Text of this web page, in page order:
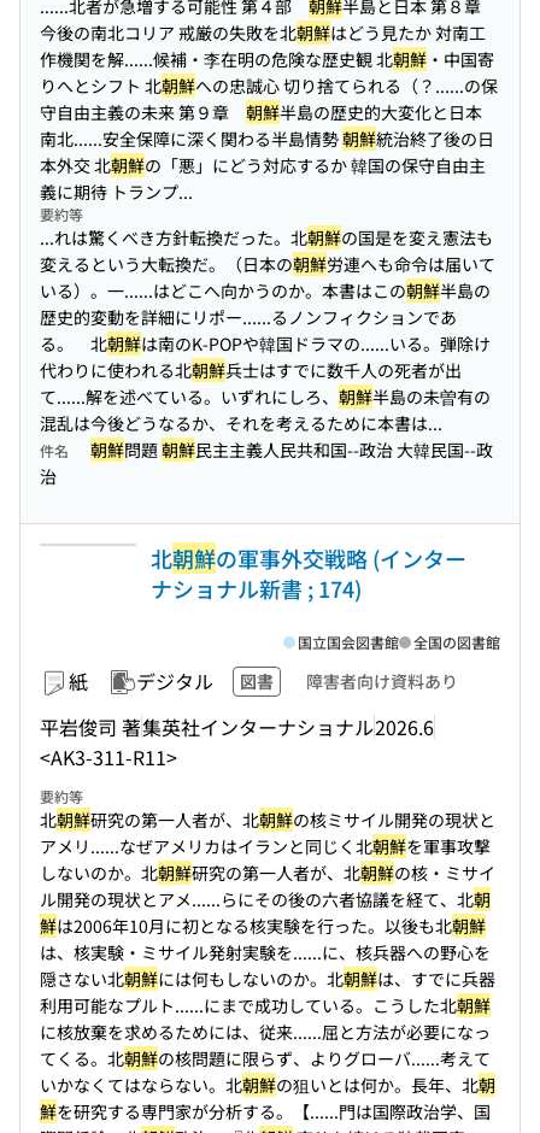
......北者が急増する可能性 第４部 朝鮮半島と日本 第８章
今後の南北コリア 戒厳の失敗を北朝鮮はどう見たか 対南工
作機関を解......候補・李在明の危険な歴史観 北朝鮮 ・中国寄
りへとシフト 北朝鮮への忠誠心 切り捨てられる（？......の保
守自由主義の未来 第９章 朝鮮半島の歴史的大変化と日本
南北......安全保障に深く関わる半島情勢朝鮮統治終了後の日
本外交 北朝鮮の「悪」にどう対応するか 韓国の保守自由主
義に期待 トランプ...
要約等
...れは驚くべき方針転換だった。北朝鮮の国是を変え憲法も
変えるという大転換だ。（日本の朝鮮労連へも命令は届いて
いる）。一......はどこへ向かうのか。本書はこの朝鮮半島の
歴史的変動を詳細にリポー......るノンフィクションであ
る。 北朝鮮は南のK-POPや韓国ドラマの......いる。弾除け
代わりに使われる北朝鮮兵士はすでに数千人の死者が出
て......解を述べている。いずれにしろ、 朝鮮半島の未曽有の
混乱は今後どうなるか、それを考えるために本書は...
件名 朝鮮問題朝鮮民主主義人民共和国--政治 大韓民国--政
治
北朝鮮の軍事外交戦略 (インター
ナショナル新書 ; 174)
紙 デジタル 図書 障害者向け資料あり
平岩俊司 著集英社インターナショナル2026.6
<AK3-311-R11>
国立国会図書館 全国の図書館
要約等
北朝鮮研究の第一人者が、北朝鮮の核ミサイル開発の現状と
アメリ......なぜアメリカはイランと同じく北朝鮮を軍事攻撃
しないのか。北朝鮮研究の第一人者が、北朝鮮の核・ミサイ
ル開発の現状とアメ......らにその後の六者協議を経て、北朝
鮮は2006年10月に初となる核実験を行った。以後も北朝鮮
は、核実験・ミサイル発射実験を......に、核兵器への野心を
隠さない北朝鮮には何もしないのか。北朝鮮は、すでに兵器
利用可能なプルト......にまで成功している。こうした北朝鮮
に核放棄を求めるためには、従来......屈と方法が必要になっ
てくる。北朝鮮の核問題に限らず、よりグローバ......考えて
いかなくてはならない。北朝鮮の狙いとは何か。長年、北朝
鮮を研究する専門家が分析する。【......門は国際政治学、国